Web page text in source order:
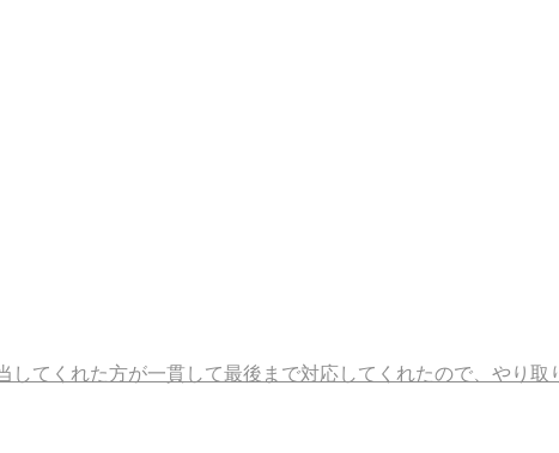
てくれた方が一貫して最後まで対応してくれたので、やり取